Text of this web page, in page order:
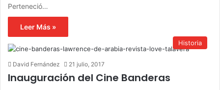
Perteneció…
Leer Más »
Historia
David Fernández 21 julio, 2017
Inauguración del Cine Banderas